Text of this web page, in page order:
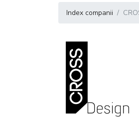
Index companii